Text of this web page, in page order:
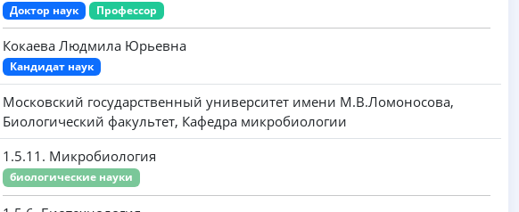
Доктор наук Профессор
Кокаева Людмила Юрьевна
Кандидат наук
Московский государственный университет имени M.B.Ломоносова,
Биологический факультет, Кафедра микробиологии
1.5.11. Микробиология
биологические науки